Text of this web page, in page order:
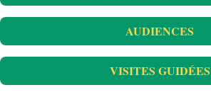
AUDIENCES
VISITES GUIDÉES